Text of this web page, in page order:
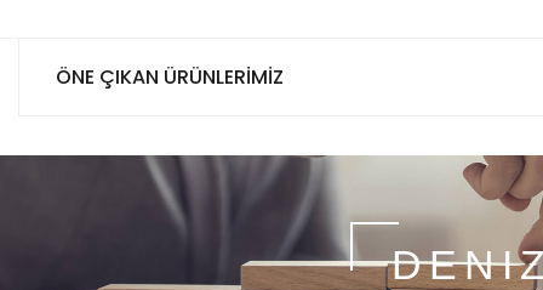
ÖNE ÇIKAN ÜRÜNLERİMİZ